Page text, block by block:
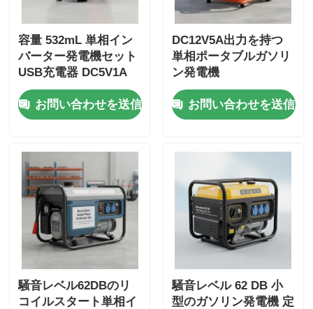
容量 532mL 単相イン
バーター発電機セット
USB充電器 DC5V1A
緊急バックアップ用エ
ネルギー源
お問い合わせを送信
DC12V5A出力を持つ
単相ポータブルガソリ
ン発電機
お問い合わせを送信
騒音レベル62DBのリ
コイルスタート単相イ
騒音レベル 62 DB 小
型のガソリン発電機 定